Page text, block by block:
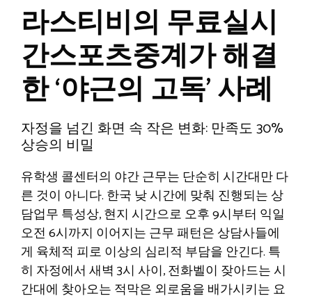
라스티비의 무료실시
간스포츠중계가 해결
한 ‘야근의 고독’ 사례
자정을 넘긴 화면 속 작은 변화: 만족도 30%
상승의 비밀
유학생 콜센터의 야간 근무는 단순히 시간대만 다
른 것이 아니다. 한국 낮 시간에 맞춰 진행되는 상
담업무 특성상, 현지 시간으로 오후 9시부터 익일
오전 6시까지 이어지는 근무 패턴은 상담사들에
게 육체적 피로 이상의 심리적 부담을 안긴다. 특
히 자정에서 새벽 3시 사이, 전화벨이 잦아드는 시
간대에 찾아오는 적막은 외로움을 배가시키는 요